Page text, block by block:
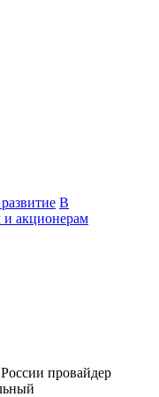
В
и акционерам
провайдер